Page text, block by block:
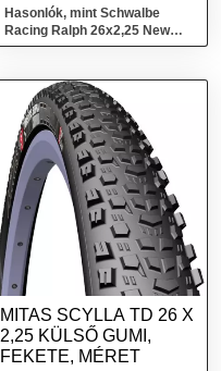
Hasonlók, mint Schwalbe
Racing Ralph 26x2,25 New
Addix Perf.TLR - hajtogatható
MITAS SCYLLA TD 26 X
2,25 KÜLSŐ GUMI,
FEKETE, MÉRET